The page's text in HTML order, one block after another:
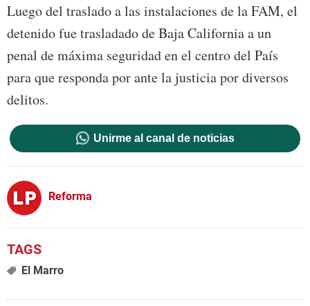
Luego del traslado a las instalaciones de la FAM, el
detenido fue trasladado de Baja California a un
penal de máxima seguridad en el centro del País
para que responda por ante la justicia por diversos
delitos.
Unirme al canal de noticias
Reforma
El Marro